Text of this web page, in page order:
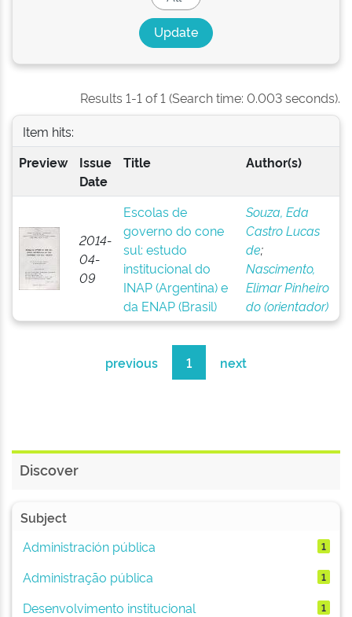
Results 1-1 of 1 (Search time: 0.003 seconds).
Item hits:
Preview
Issue
Date
Title Author(s)
2014-
04-
09
Escolas de
governo do cone
sul: estudo
institucional do
INAP (Argentina) e
da ENAP (Brasil)
Souza, Eda
Castro Lucas
de;
Nascimento,
Elimar Pinheiro
do (orientador)
previous 1 next
Discover
Subject
Administración pública
1
Administração pública 1
Desenvolvimento institucional 1